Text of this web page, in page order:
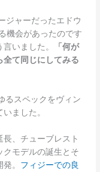
ジャーだったエドウ
機会があったのです
いました。
「何が
て同じにしてみる
るスペックをヴィン
ました。
、チューブレスト
クモデルの誕生とそ
。 フィジーでの良